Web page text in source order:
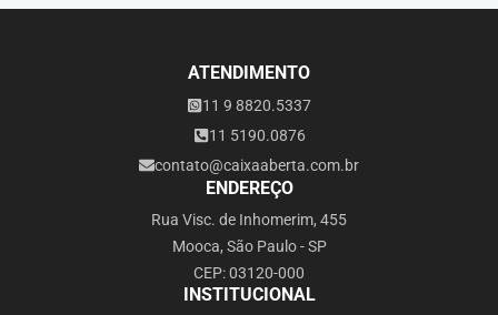
ATENDIMENTO
11 9 8820.5337
11 5190.0876
contato@caixaaberta.com.br
ENDEREÇO
Rua Visc. de Inhomerim, 455
Mooca, São Paulo - SP
CEP: 03120-000
INSTITUCIONAL